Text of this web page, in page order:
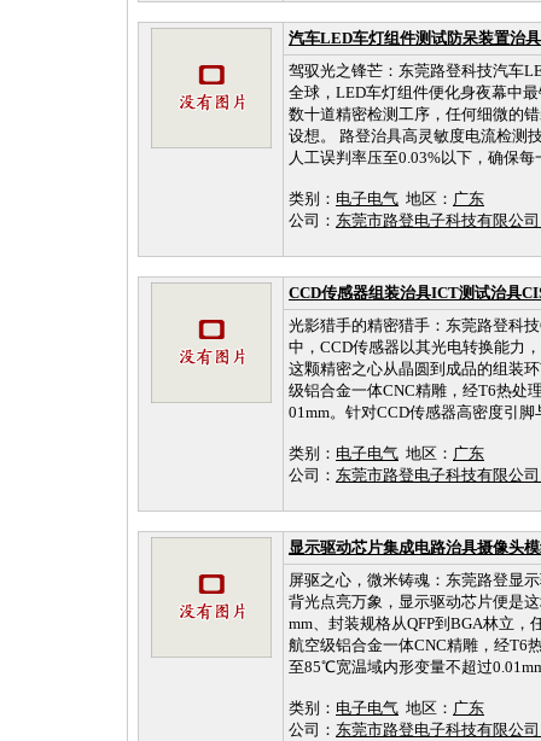
汽车LED车灯组件测试防呆装置治
驾驭光之锋芒：东莞路登科技汽车
全球，LED车灯组件便化身夜幕中
数十道精密检测工序，任何细微的
设想。 路登治具高灵敏度电流检测
人工误判率压至0.03%以下，确保
类别： 电子电气 地区： 广东
公司： 东莞市路登电子科技有限公
CCD传感器组装治具ICT测试治具
光影猎手的精密猎手：东莞路登科
中，CCD传感器以其光电转换能力
这颗精密之心从晶圆到成品的组装
级铝合金一体CNC精雕，经T6热处
01mm。针对CCD传感器高密度引
类别： 电子电气 地区： 广东
公司： 东莞市路登电子科技有限公
显示驱动芯片集成电路治具摄像头
屏驱之心，微米铸魂：东莞路登显
背光点亮万象，显示驱动芯片便是
mm、封装规格从QFP到BGA林立
航空级铝合金一体CNC精雕，经T6
至85℃宽温域内形变量不超过
类别： 电子电气 地区： 广东
公司： 东莞市路登电子科技有限公